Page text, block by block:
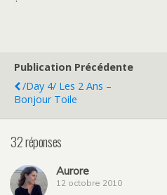
Publication Précédente
/Day 4/ Les 2 Ans –
Bonjour Toile
32 réponses
Aurore
12 octobre 2010